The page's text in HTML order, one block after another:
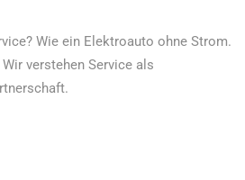
Wie ein Elektroauto ohne Strom.
verstehen Service als